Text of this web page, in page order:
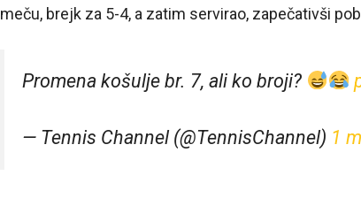
meču, brejk za 5-4, a zatim servirao, zapečativši
Promena košulje br. 7, ali ko broji?
— Tennis Channel (@TennisChannel) 1